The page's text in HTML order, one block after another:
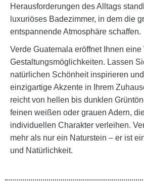
Herausforderungen des Alltags
luxuriöses Badezimmer, in dem die
entspannende Atmosphäre schaffen.
Verde Guatemala eröffnet Ihnen
Gestaltungsmöglichkeiten. Lassen
natürlichen Schönheit inspirieren
einzigartige Akzente in Ihrem
reicht von hellen bis dunklen
feinen weißen oder grauen Adern,
individuellen Charakter verleihen.
mehr als nur ein Naturstein – er ist
und Natürlichkeit.